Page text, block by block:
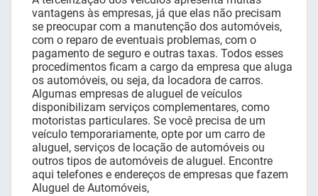
vantagens às empresas, já que elas não precisam
se preocupar com a manutenção dos automóveis,
com o reparo de eventuais problemas, com o
pagamento de seguro e outras taxas. Todos esses
procedimentos ficam a cargo da empresa que aluga
os automóveis, ou seja, da locadora de carros.
Algumas empresas de aluguel de veículos
disponibilizam serviços complementares, como
motoristas particulares. Se você precisa de um
veículo temporariamente, opte por um carro de
aluguel, serviços de locação de automóveis ou
outros tipos de automóveis de aluguel. Encontre
aqui telefones e endereços de empresas que fazem
Aluguel de Automóveis,